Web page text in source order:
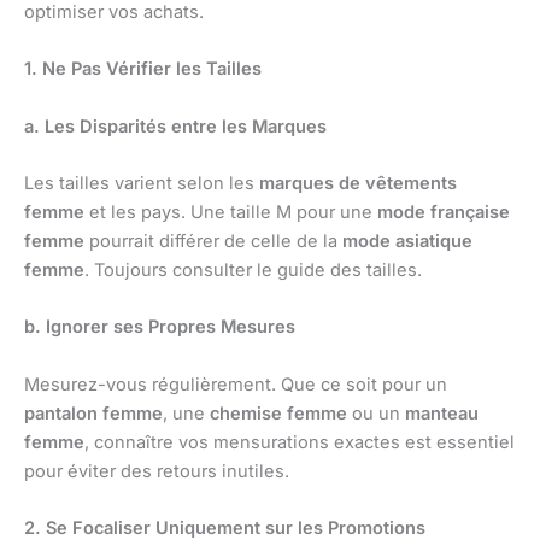
optimiser vos achats.
1. Ne Pas Vérifier les Tailles
a. Les Disparités entre les Marques
Les tailles varient selon les marques de vêtements
femme et les pays. Une taille M pour une mode française
femme pourrait différer de celle de la mode asiatique
femme. Toujours consulter le guide des tailles.
b. Ignorer ses Propres Mesures
Mesurez-vous régulièrement. Que ce soit pour un
pantalon femme, une chemise femme ou un manteau
femme, connaître vos mensurations exactes est essentiel
pour éviter des retours inutiles.
2. Se Focaliser Uniquement sur les Promotions